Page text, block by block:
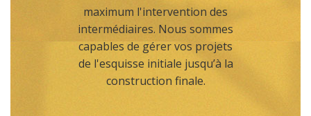
maximum l'intervention des
intermédiaires. Nous sommes
capables de gérer vos projets
de l'esquisse initiale jusqu’à la
construction finale.